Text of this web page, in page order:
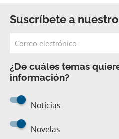
Suscríbete a
¿De cuáles temas
información?
Noticias
Novelas